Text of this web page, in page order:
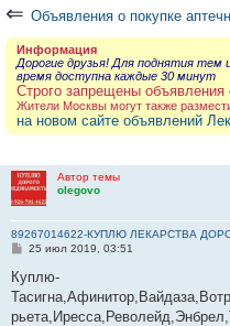
⇐ Объявления о покупке
Информация
Дорогие друзья! Для поднятия тем
время доступна каждые 30 минут
Строго запрещены объявления
Жители Москвы могут также
на новом сайте объявлений
Автор темы
olegovo
89267014622-КУПЛЮ ЛЕКАРСТВА
С
о
б
щ
е
25 июл 2019, 03:51
Куплю-